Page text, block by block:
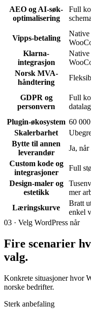
AEO og AI-søk-
optimalisering
Full
Vipps-betaling
Native
Klarna-
integrasjon
Native
Norsk MVA-
håndtering
GDPR og
personvern
Full
Plugin-økosystem 60
Skalerbarhet
Bytte til annen
leverandør
Ja,
Custom kode og
integrasjoner
Full
Design-maler og
estetikk
mer
Læringskurve
Bratt
enkel
03 · Velg WordPress når
Fire scenarier
valg.
Konkrete situasjoner hvor
norske bedrifter.
Sterk anbefaling